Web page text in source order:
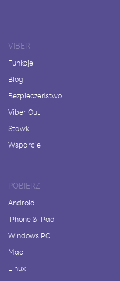
VIBER
Funkcje
Blog
Bezpieczeństwo
Viber Out
Stawki
Wsparcie
POBIERZ
Android
iPhone & iPad
Windows PC
Mac
Linux